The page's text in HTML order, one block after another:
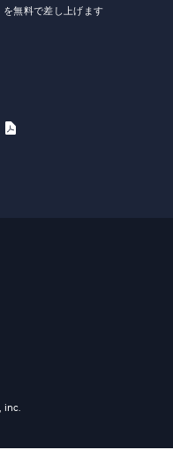
無料で差し上げます
inc.